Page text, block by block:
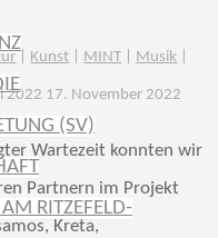
(SV)
AM RITZEFELD-
Kunst MINT Musik
2022 17. November 2022
Wartezeit konnten wir
Partnern im Projekt
Kreta,